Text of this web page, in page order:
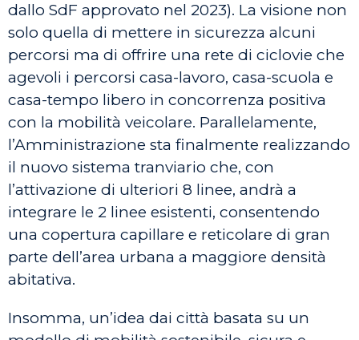
dallo SdF approvato nel 2023). La visione non
solo quella di mettere in sicurezza alcuni
percorsi ma di offrire una rete di ciclovie che
agevoli i percorsi casa-lavoro, casa-scuola e
casa-tempo libero in concorrenza positiva
con la mobilità veicolare. Parallelamente,
l’Amministrazione sta finalmente realizzando
il nuovo sistema tranviario che, con
l’attivazione di ulteriori 8 linee, andrà a
integrare le 2 linee esistenti, consentendo
una copertura capillare e reticolare di gran
parte dell’area urbana a maggiore densità
abitativa.
Insomma, un’idea dai città basata su un